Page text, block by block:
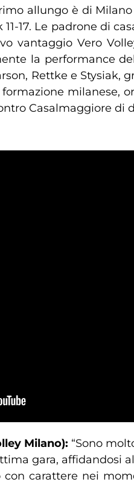
allungo è di
17. Le padrone di
vantaggio Vero
la performance
Rettke e
milanese,
Casalmaggiore di
Milano): “Sono
gara, affidandosi
carattere nei